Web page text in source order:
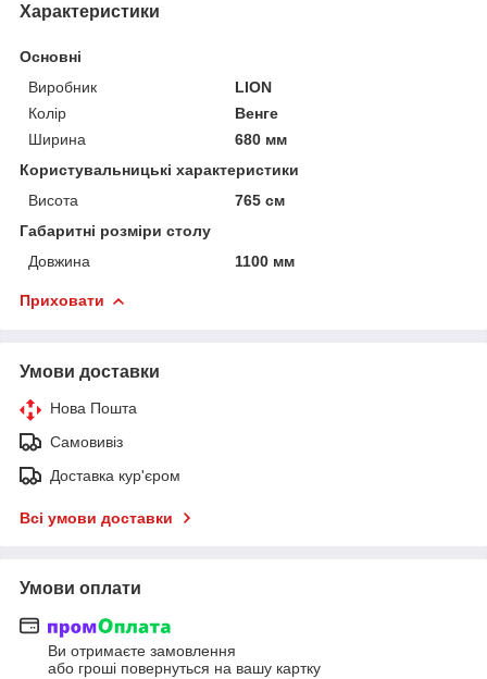
Характеристики
Основні
Виробник
LION
Колір
Венге
Ширина
680 мм
Користувальницькі характеристики
Висота
765 см
Габаритні розміри столу
Довжина
1100 мм
Приховати
Умови доставки
Нова Пошта
Самовивіз
Доставка кур'єром
Всі умови доставки
Умови оплати
Ви отримаєте замовлення
або гроші повернуться на вашу картку